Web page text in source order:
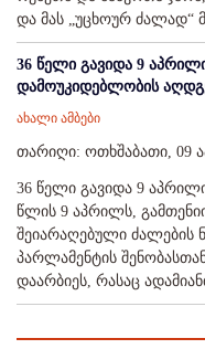
და მას „უცხოურ ძალად“
36 წელი გავიდა 9
დამოუკიდებლობის
ახალი ამბები
თარიღი: ოთხშაბათი, 09
36 წელი გავიდა 9
წლის 9 აპრილს,
შეიარაღებული ძალების
პარლამენტის
დაარბიეს, რასაც